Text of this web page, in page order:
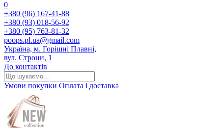
0
+380 (96) 167-41-88
+380 (93) 018-56-92
+380 (95) 763-81-32
poops.pl.ua@gmail.com
Україна, м. Горішні Плавні,
вул. Строни, 1
До контактів
Умови покупки Оплата і доставка